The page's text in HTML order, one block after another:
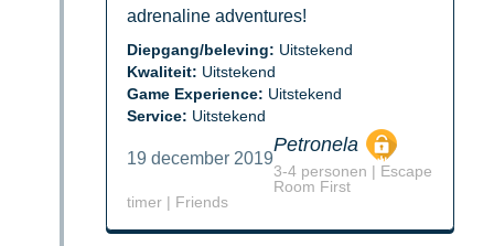
adrenaline adventures!
Diepgang/beleving: Uitstekend
Kwaliteit: Uitstekend
Game Experience: Uitstekend
Service: Uitstekend
19 december 2019
Petronela
3-4 personen | Escape
Room First
timer | Friends